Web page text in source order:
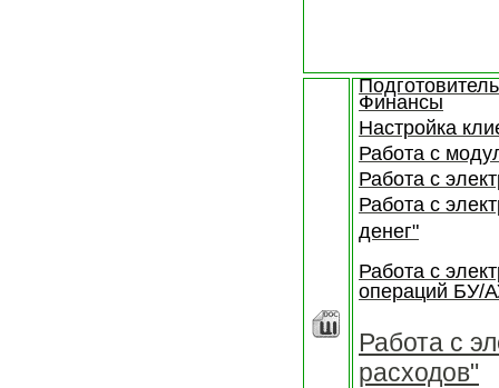
Финансы
Настройка
Работа с
Работа с
Работа с
денег"
Работа с
операций БУ/
Работа с
расходов"